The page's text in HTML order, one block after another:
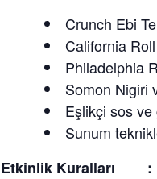
Crunch Ebi
California
Philadelphia
Somon Nigiri
Eşlikçi sos ve
Sunum
Etkinlik Kuralları :